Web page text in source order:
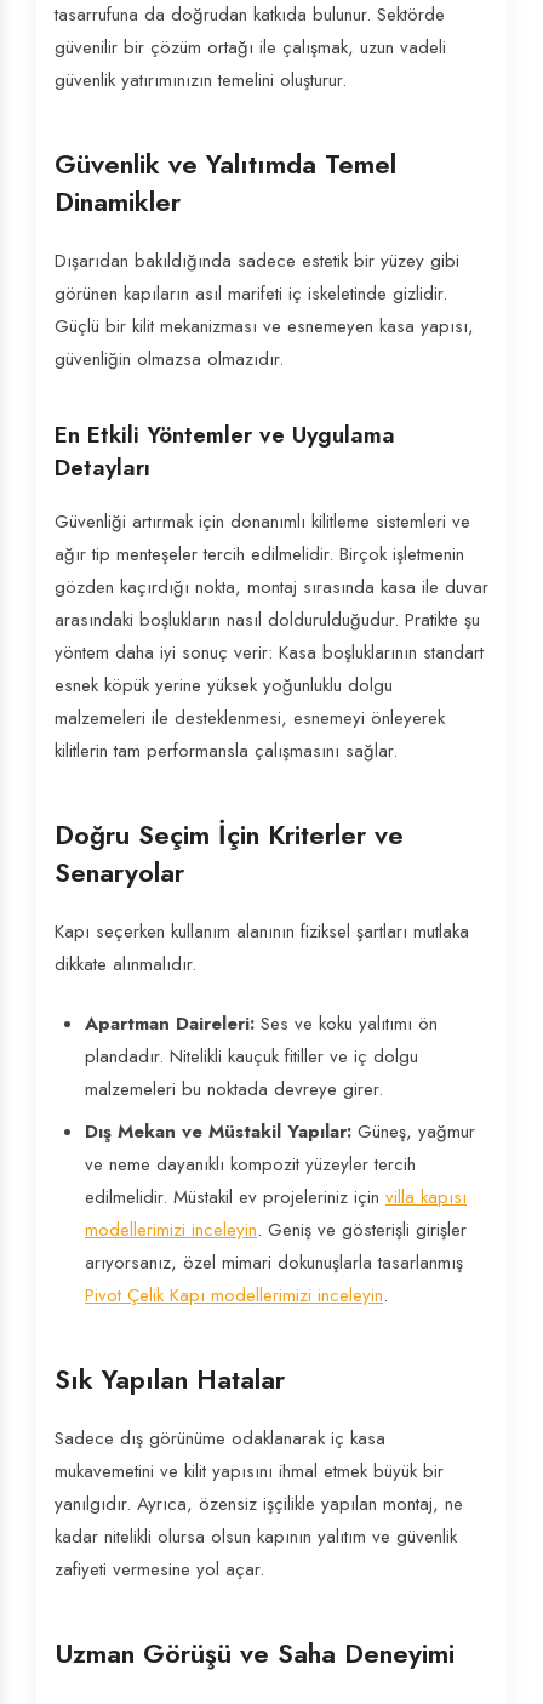
tasarrufuna da doğrudan katkıda bulunur. Sektörde
güvenilir bir çözüm ortağı ile çalışmak, uzun vadeli
güvenlik yatırımınızın temelini oluşturur.
Güvenlik ve Yalıtımda Temel
Dinamikler
Dışarıdan bakıldığında sadece estetik bir yüzey gibi
görünen kapıların asıl marifeti iç iskeletinde gizlidir.
Güçlü bir kilit mekanizması ve esnemeyen kasa yapısı,
güvenliğin olmazsa olmazıdır.
En Etkili Yöntemler ve Uygulama
Detayları
Güvenliği artırmak için donanımlı kilitleme sistemleri ve
ağır tip menteşeler tercih edilmelidir. Birçok işletmenin
gözden kaçırdığı nokta, montaj sırasında kasa ile duvar
arasındaki boşlukların nasıl doldurulduğudur. Pratikte şu
yöntem daha iyi sonuç verir: Kasa boşluklarının standart
esnek köpük yerine yüksek yoğunluklu dolgu
malzemeleri ile desteklenmesi, esnemeyi önleyerek
kilitlerin tam performansla çalışmasını sağlar.
Doğru Seçim İçin Kriterler ve
Senaryolar
Kapı seçerken kullanım alanının fiziksel şartları mutlaka
dikkate alınmalıdır.
Apartman Daireleri: Ses ve koku yalıtımı ön
plandadır. Nitelikli kauçuk fitiller ve iç dolgu
malzemeleri bu noktada devreye girer.
Dış Mekan ve Müstakil Yapılar: Güneş, yağmur
ve neme dayanıklı kompozit yüzeyler tercih
edilmelidir. Müstakil ev projeleriniz için villa kapısı
modellerimizi inceleyin. Geniş ve gösterişli girişler
arıyorsanız, özel mimari dokunuşlarla tasarlanmış
Pivot Çelik Kapı modellerimizi inceleyin.
Sık Yapılan Hatalar
Sadece dış görünüme odaklanarak iç kasa
mukavemetini ve kilit yapısını ihmal etmek büyük bir
yanılgıdır. Ayrıca, özensiz işçilikle yapılan montaj, ne
kadar nitelikli olursa olsun kapının yalıtım ve güvenlik
zafiyeti vermesine yol açar.
Uzman Görüşü ve Saha Deneyimi